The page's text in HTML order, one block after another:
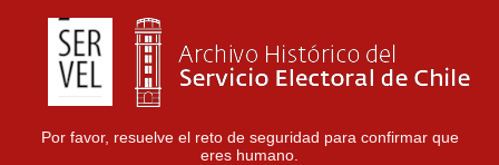
Por favor, resuelve el reto de seguridad para confirmar que
eres humano.